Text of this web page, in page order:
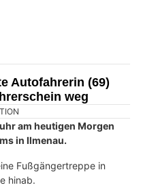
Morgen, dass in seinem
Kellerabteile
ein Bulls Copperhead
im mittleren vierstelligen